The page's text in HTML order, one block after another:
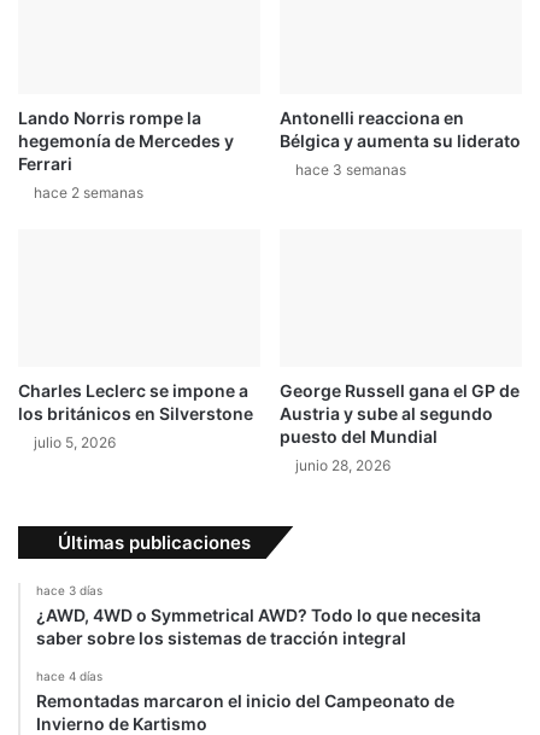
B
r
n
e
r
Lando Norris rompe la
hegemonía de Mercedes y
Ferrari
hace 2 semanas
Antonelli reacciona en
Bélgica y aumenta su liderato
hace 3 semanas
Charles Leclerc se impone a
los británicos en Silverstone
julio 5, 2026
George Russell gana el GP de
Austria y sube al segundo
puesto del Mundial
junio 28, 2026
Últimas publicaciones
hace 3 días
¿AWD, 4WD o Symmetrical AWD? Todo lo que necesita
saber sobre los sistemas de tracción integral
hace 4 días
Remontadas marcaron el inicio del Campeonato de
Invierno de Kartismo